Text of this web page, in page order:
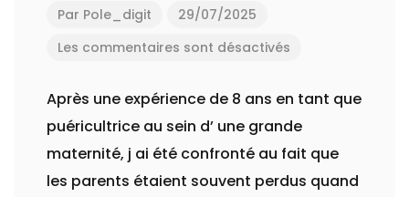
Par Pole_digit
29/07/2025
Les commentaires sont désactivés
Après une expérience de 8 ans en tant que
puéricultrice au sein d’ une grande
maternité, j ai été confronté au fait que
les parents étaient souvent perdus quand